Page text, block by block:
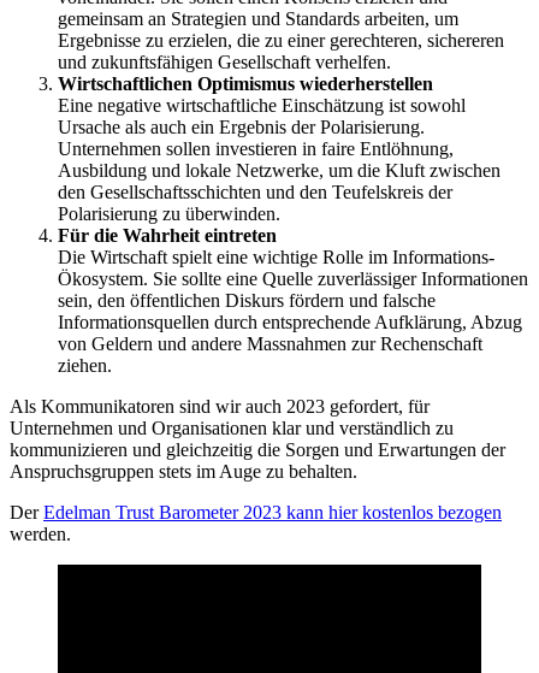
gemeinsam an Strategien und Standards arbeiten, um
Ergebnisse zu erzielen, die zu einer gerechteren, sichereren
und zukunftsfähigen Gesellschaft verhelfen.
Wirtschaftlichen Optimismus wiederherstellen
Eine negative wirtschaftliche Einschätzung ist sowohl
Ursache als auch ein Ergebnis der Polarisierung.
Unternehmen sollen investieren in faire Entlöhnung,
Ausbildung und lokale Netzwerke, um die Kluft zwischen
den Gesellschaftsschichten und den Teufelskreis der
Polarisierung zu überwinden.
Für die Wahrheit eintreten
Die Wirtschaft spielt eine wichtige Rolle im Informations-
Ökosystem. Sie sollte eine Quelle zuverlässiger Informationen
sein, den öffentlichen Diskurs fördern und falsche
Informationsquellen durch entsprechende Aufklärung, Abzug
von Geldern und andere Massnahmen zur Rechenschaft
ziehen.
Als Kommunikatoren sind wir auch 2023 gefordert, für
Unternehmen und Organisationen klar und verständlich zu
kommunizieren und gleichzeitig die Sorgen und Erwartungen der
Anspruchsgruppen stets im Auge zu behalten.
DerEdelman Trust Barometer 2023 kann hier kostenlos bezogen
werden.